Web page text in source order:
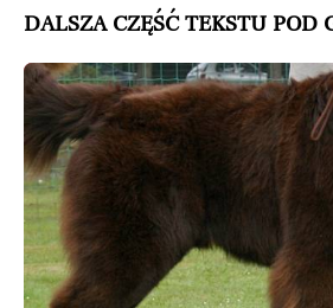
DALSZA CZĘŚĆ TEKSTU POD